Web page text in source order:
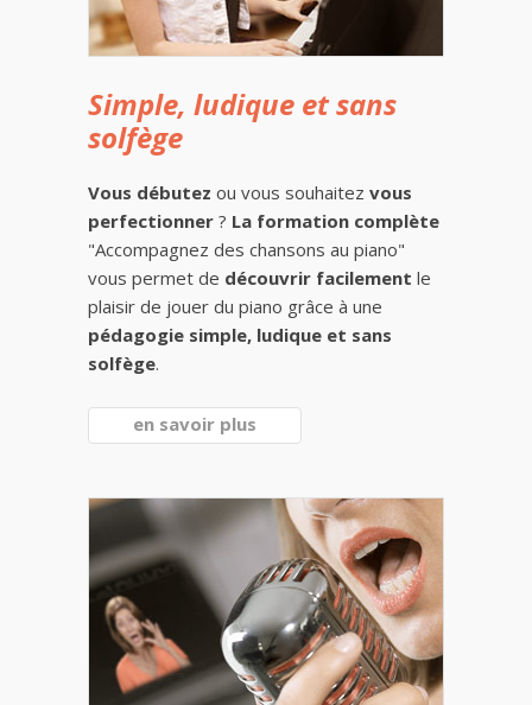
Simple, ludique et sans
solfège
Vous débutez ou vous souhaitez vous
perfectionner ? La formation complète
"Accompagnez des chansons au piano"
vous permet de découvrir facilement le
plaisir de jouer du piano grâce à une
pédagogie simple, ludique et sans
solfège.
en savoir plus